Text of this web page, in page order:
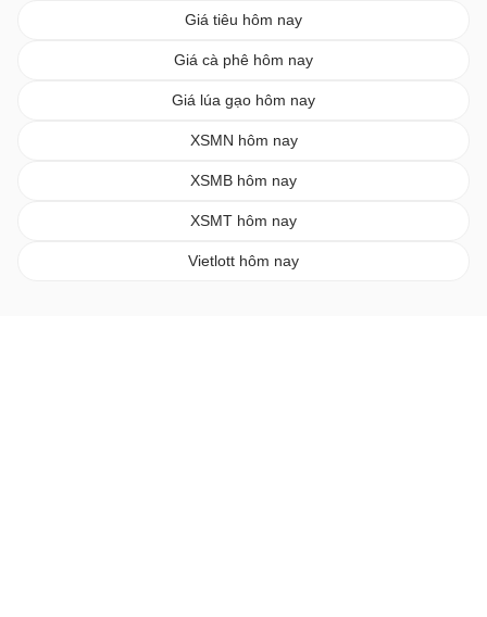
Giá tiêu hôm nay
Giá cà phê hôm nay
Giá lúa gạo hôm nay
XSMN hôm nay
XSMB hôm nay
XSMT hôm nay
Vietlott hôm nay